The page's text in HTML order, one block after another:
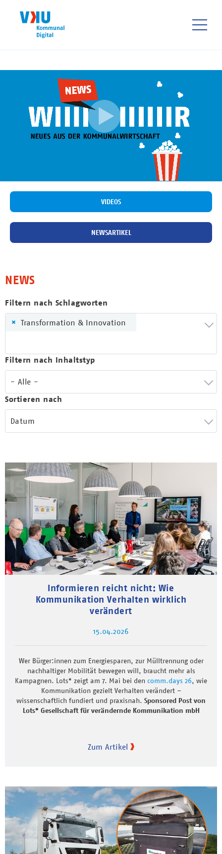
VIDEOS
NEWSARTIKEL
NEWS
Filtern nach Schlagworten
× Transformation & Innovation
Filtern nach Inhaltstyp
- Alle -
Sortieren nach
Datum
Informieren reicht nicht: Wie
Kommunikation Verhalten wirklich
verändert
15.04.2026
Wer Bürger:innen zum Energiesparen, zur Mülltrennung oder
nachhaltiger Mobilität bewegen will, braucht mehr als
Kampagnen. Lots* zeigt am 7. Mai bei den comm.days 26, wie
Kommunikation gezielt Verhalten verändert –
wissenschaftlich fundiert und praxisnah. Sponsored Post von
Lots* Gesellschaft für verändernde Kommunikation mbH
Zum Artikel